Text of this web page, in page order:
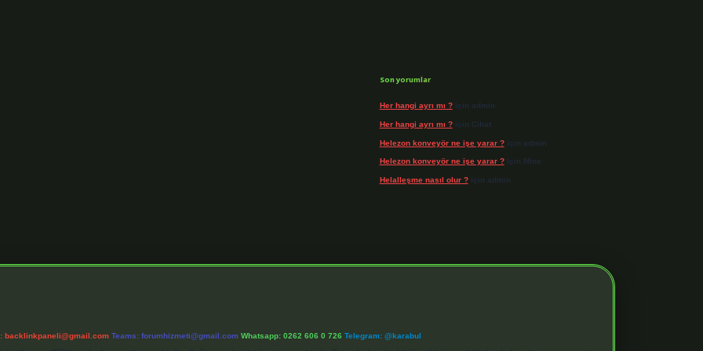
Son yorumlar
Her hangi ayrı mı ?için admin
Her hangi ayrı mı ?için Cihat
Helezon konveyör ne işe yarar ?için admin
Helezon konveyör ne işe yarar ?için Mine
Helalleşme nasıl olur ?için admin
backlinkpaneli@gmail.com Teams: forumhizmeti@gmail.com Whatsapp: 0262 606 0 726 Telegram: @karabul